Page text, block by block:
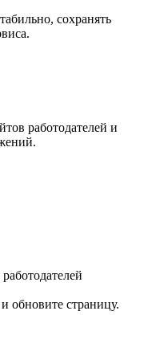
сохранять
работодателей и
обновите страницу.